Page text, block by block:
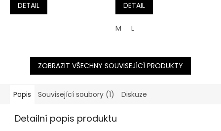
DETAIL DETAIL
M L
ZOBRAZIT VŠECHNY SOUVISEJÍCÍ PRODUKTY
Popis Související soubory (1) Diskuze
Detailní popis produktu